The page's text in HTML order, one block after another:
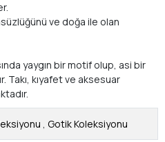
ve doğa ile olan
yaygın bir motif olup, asi bir
Takı, kıyafet ve aksesuar
, Gotik Koleksiyonu